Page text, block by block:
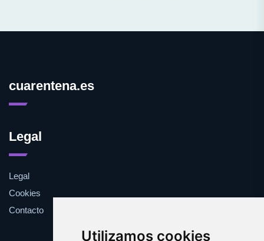
Utilizamos cookies
cuarentena.es
Legal
Legal
Cookies
Contacto